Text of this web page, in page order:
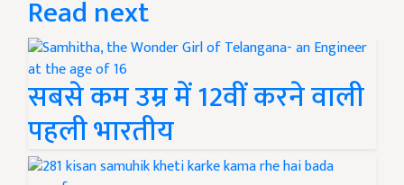
Read next
सबसे कम उम्र में 12वीं करने वाली
पहली भारतीय